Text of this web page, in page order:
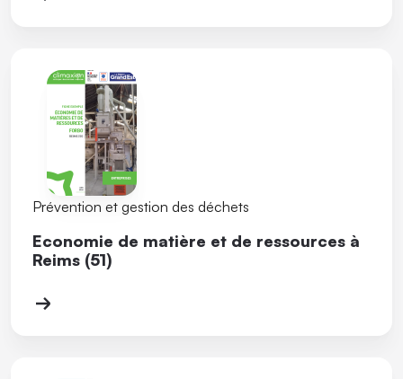
Prévention et gestion des déchets
Economie de matière et de ressources à
Reims (51)